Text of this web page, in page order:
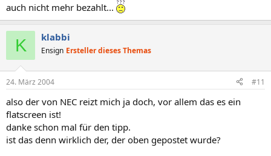
auch nicht mehr bezahlt...
K klabbi
Ensign Ersteller dieses Themas
24. März 2004 #11
also der von NEC reizt mich ja doch, vor allem das es ein
flatscreen ist!
danke schon mal für den tipp.
ist das denn wirklich der, der oben gepostet wurde?